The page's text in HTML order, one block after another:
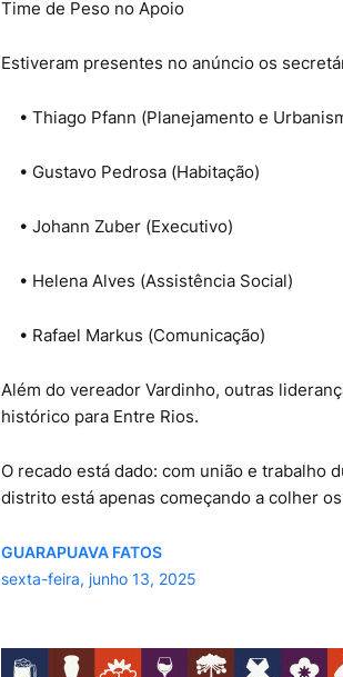
Time de Peso no Apoio
Estiveram presentes no anúncio os
• Thiago Pfann (Planejamento e
• Gustavo Pedrosa (Habitação)
• Johann Zuber (Executivo)
• Helena Alves (Assistência Social)
• Rafael Markus (Comunicação)
Além do vereador Vardinho, outras
histórico para Entre Rios.
O recado está dado: com união e trabalho
distrito está apenas começando a colher
GUARAPUAVA FATOS
sexta-feira, junho 13, 2025